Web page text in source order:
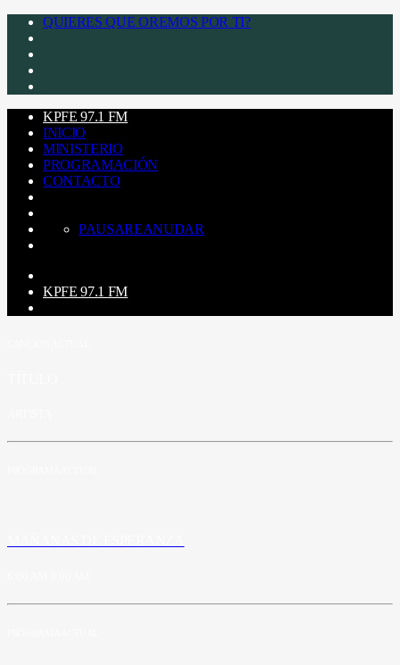
QUIERES QUE OREMOS POR TI?
KPFE 97.1 FM
INICIO
MINISTERIO
PROGRAMACIÓN
CONTACTO
PAUSAREANUDAR
KPFE 97.1 FM